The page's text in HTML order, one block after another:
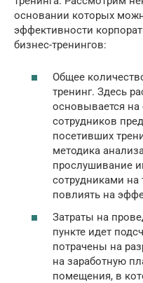
основании которых
эффективности
бизнес-тренингов:
Общее
тренинг. Здесь
основывается
сотрудников
посетивших
методика
прослушивание
сотрудниками на
повлиять на
Затраты на
пункте идет
потрачены на
на заработную
помещения, в